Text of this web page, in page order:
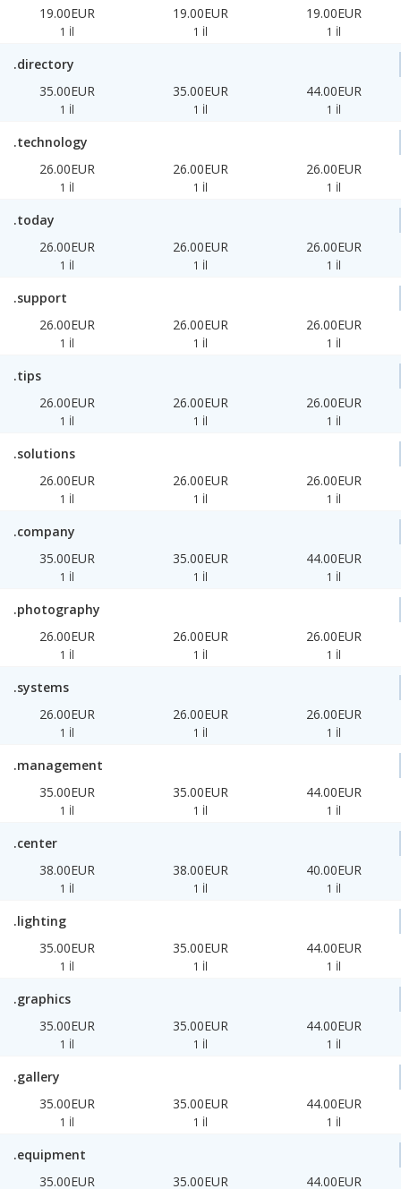
19.00EUR
1 İl
19.00EUR
1 İl
19.00EUR
1 İl
.directory
35.00EUR
1 İl
35.00EUR
1 İl
44.00EUR
1 İl
.technology
26.00EUR
1 İl
26.00EUR
1 İl
26.00EUR
1 İl
.today
26.00EUR
1 İl
26.00EUR
1 İl
26.00EUR
1 İl
.support
26.00EUR
1 İl
26.00EUR
1 İl
26.00EUR
1 İl
.tips
26.00EUR
1 İl
26.00EUR
1 İl
26.00EUR
1 İl
.solutions
26.00EUR
1 İl
26.00EUR
1 İl
26.00EUR
1 İl
.company
35.00EUR
1 İl
35.00EUR
1 İl
44.00EUR
1 İl
.photography
26.00EUR
1 İl
26.00EUR
1 İl
26.00EUR
1 İl
.systems
26.00EUR
1 İl
26.00EUR
1 İl
26.00EUR
1 İl
.management
35.00EUR
1 İl
35.00EUR
1 İl
44.00EUR
1 İl
.center
38.00EUR
1 İl
38.00EUR
1 İl
40.00EUR
1 İl
.lighting
35.00EUR
1 İl
35.00EUR
1 İl
44.00EUR
1 İl
.graphics
35.00EUR
1 İl
35.00EUR
1 İl
44.00EUR
1 İl
.gallery
35.00EUR
1 İl
35.00EUR
1 İl
44.00EUR
1 İl
.equipment
35.00EUR
35.00EUR 44.00EUR